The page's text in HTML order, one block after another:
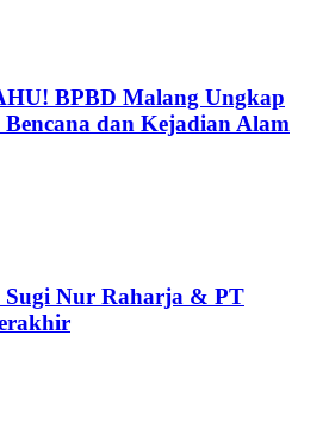
BPBD Malang Ungkap
dan Kejadian Alam
Sugi Nur Raharja & PT